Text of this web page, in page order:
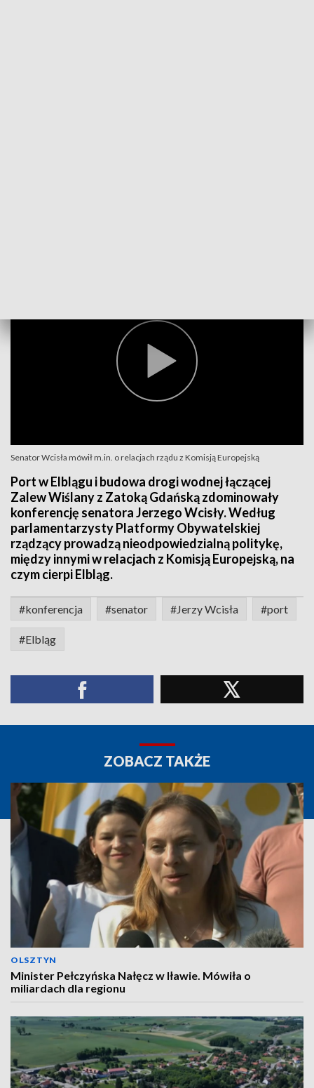
Senator Wcisła mówił m.in. o relacjach rządu z Komisją Europejską
Port w Elblągu i budowa drogi wodnej łączącej
Zalew Wiślany z Zatoką Gdańską zdominowały
konferencję senatora Jerzego Wcisły. Według
parlamentarzysty Platformy Obywatelskiej
rządzący prowadzą nieodpowiedzialną politykę,
między innymi w relacjach z Komisją Europejską, na
czym cierpi Elbląg.
#konferencja #senator #Jerzy Wcisła #port
#Elbląg
ZOBACZ TAKŻE
OLSZTYN
Minister Pełczyńska Nałęcz w Iławie. Mówiła o
miliardach dla regionu